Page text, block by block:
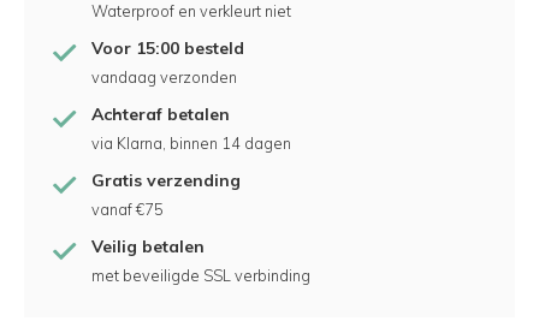
Waterproof en verkleurt niet
Voor 15:00 besteld
vandaag verzonden
Achteraf betalen
via Klarna, binnen 14 dagen
Gratis verzending
vanaf €75
Veilig betalen
met beveiligde SSL verbinding